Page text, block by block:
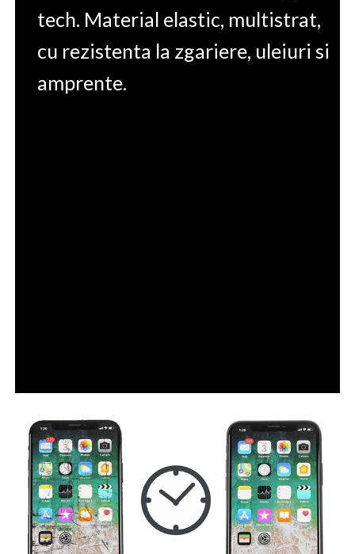
tech. Material elastic, multistrat,
cu rezistenta la zgariere, uleiuri si
amprente.